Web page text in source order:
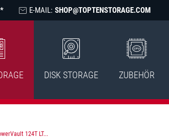
E-MAIL: SHOP@TOPTENSTORAGE.COM
DISK STORAGE ZUBEHÖR
124T LT...